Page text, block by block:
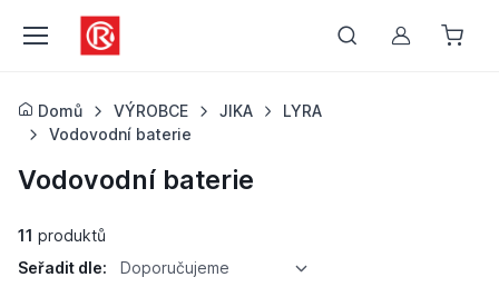
Můj účet
Domů VÝROBCE JIKA
LYRA
Vodovodní baterie
Vodovodní baterie
11 produktů
Seřadit dle:
Doporučujeme